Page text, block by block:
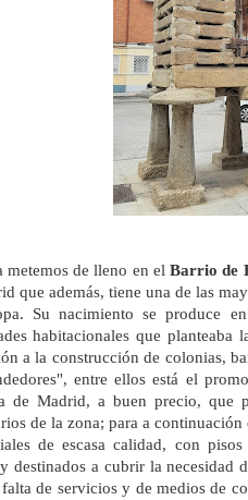
metemos de lleno en elBarrio de
que además, tiene una de las
Su nacimiento se produce
habitacionales que
a la construcción de colonias,
entre ellos está el
de Madrid, a buen precio, que
de la zona; para a
de escasa calidad, con
destinados a cubrir la necesidad
falta de servicios y de medios de